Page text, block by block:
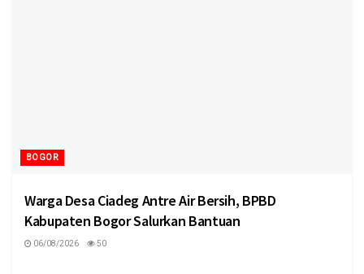
BOGOR
Warga Desa Ciadeg Antre Air Bersih, BPBD
Kabupaten Bogor Salurkan Bantuan
06/08/2026 50